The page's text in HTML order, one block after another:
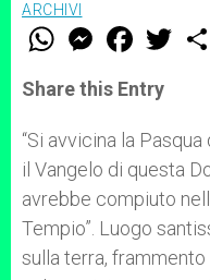
ARCHIVI
W
t
s
p
p
M
e
s
e
g
e
r
F
a
e
b
o
k
w
r
Share this Entry
“Si avvicina la
il Vangelo di questa
avrebbe compiuto
Tempio”. Luogo
sulla terra,